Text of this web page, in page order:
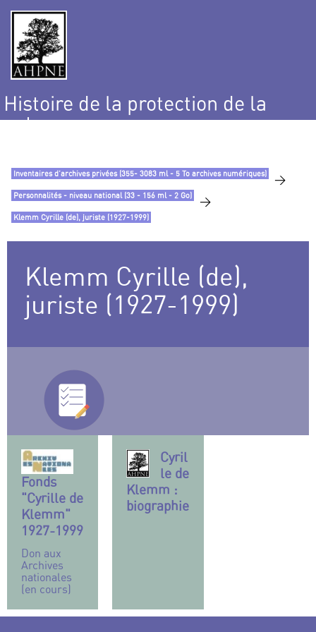
Histoire de la protection de la
nature
Inventaires d’archives privées (355- 3083 ml - 5 To archives numériques) >
Personnalités - niveau national (33 - 156 ml - 2 Go) >
Klemm Cyrille (de), juriste (1927-1999)
Klemm Cyrille (de),
juriste (1927-1999)
Fonds
"Cyrille de
Klemm"
1927-1999
Don aux
Archives
nationales
(en cours)
Cyril
le de
Klemm :
biographie